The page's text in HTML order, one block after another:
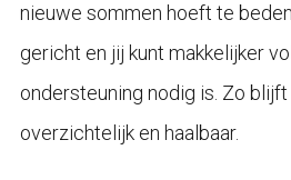
nieuwe sommen hoeft te
gericht en jij kunt makkelijker
ondersteuning nodig is. Zo
overzichtelijk en haalbaar.